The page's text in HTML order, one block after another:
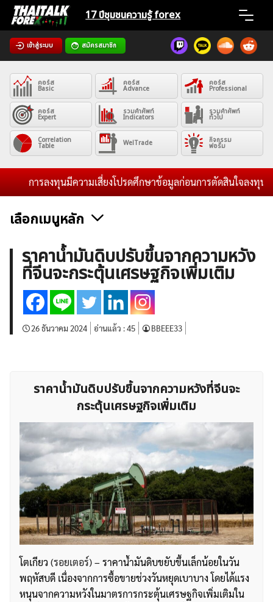
Skip
content
17 ปีชุมชนความรู้ forex
เข้าสู่ระบบ สมัครสมาชิก
Home
News
Articles
VPS Register
ค้นหา
สำหรับ:
คอร์ส
Basic
คอร์ส
Advance
คอร์ส
Professional
คอร์ส
Expert
รวมคำศัพท์
Indicators
รวมคำศัพท์
ทั่วไป
Correlation
Table WelTrade กิจกรรม
ฟอรั่ม
การลงทุนมีความเสี่ยงโปรดศึกษาข้อมูลก่อนการตัดสินใจลงทุน แล
เลือกเมนูหลัก
ข่าวฟอเร็กซ์และสกุลเงิน คริปโตเคอร์เรนซี
ฟรีซิกแนล รายวัน
บทวิเคราะห์
เศรษฐกิจทั่วไป ดัชนี-หุ้น
พันธบัตร
สินค้าโภคภัณฑ์
โบรกเกอร์ FX
โปรโมชั่น Forex
กองทุน Forex
ฟรี EA
ราคาน้ำมันดิบปรับขึ้นจากความหวัง
ที่จีนจะกระตุ้นเศรษฐกิจเพิ่มเติม
26 ธันวาคม 2024 อ่านแล้ว :45 BBEEE33
ราคาน้ำมันดิบปรับขึ้นจากความหวังที่จีนจะ
กระตุ้นเศรษฐกิจเพิ่มเติม
โตเกียว (รอยเตอร์)– ราคาน้ำมันดิบขยับขึ้นเล็กน้อยในวัน
พฤหัสบดี เนื่องจากการซื้อขายช่วงวันหยุดเบาบาง โดยได้แรง
หนุนจากความหวังในมาตรการกระตุ้นเศรษฐกิจเพิ่มเติมใน